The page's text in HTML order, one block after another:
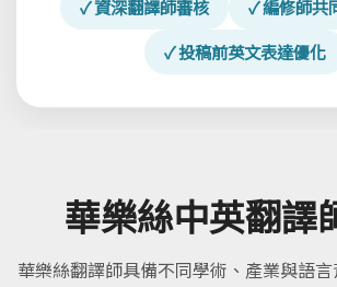
✓ 資深翻譯師審核
✓ 編修師共
✓ 投稿前英文表達優化
華樂絲中英翻譯
華樂絲翻譯師具備不同學術、產業與語